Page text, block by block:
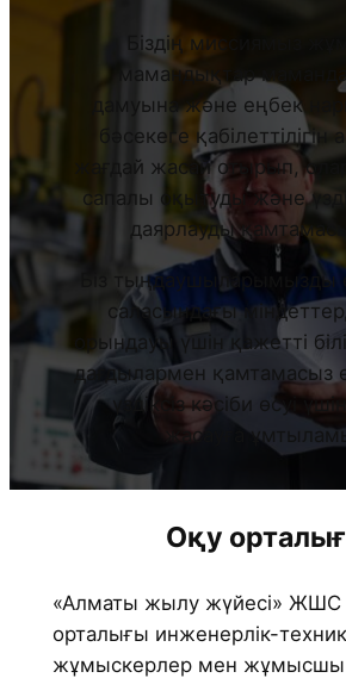
Біздің миссиямыз
мамандықтар
дамуына және еңбек
бәсекеге қабілеттілігін
жағдай жасай отырып,
сапалы оқытуды және
даярлауды
Біз тыңдаушыларымызды
саласындағы
орындауы үшін қажетті
дағдылармен қамтамасыз
үздіксіз кәсіби өсуі
жасауға
Оқу
«Алматы жылу жүйесі» ЖШС
орталығы инженерлік-
жұмыскерлер мен